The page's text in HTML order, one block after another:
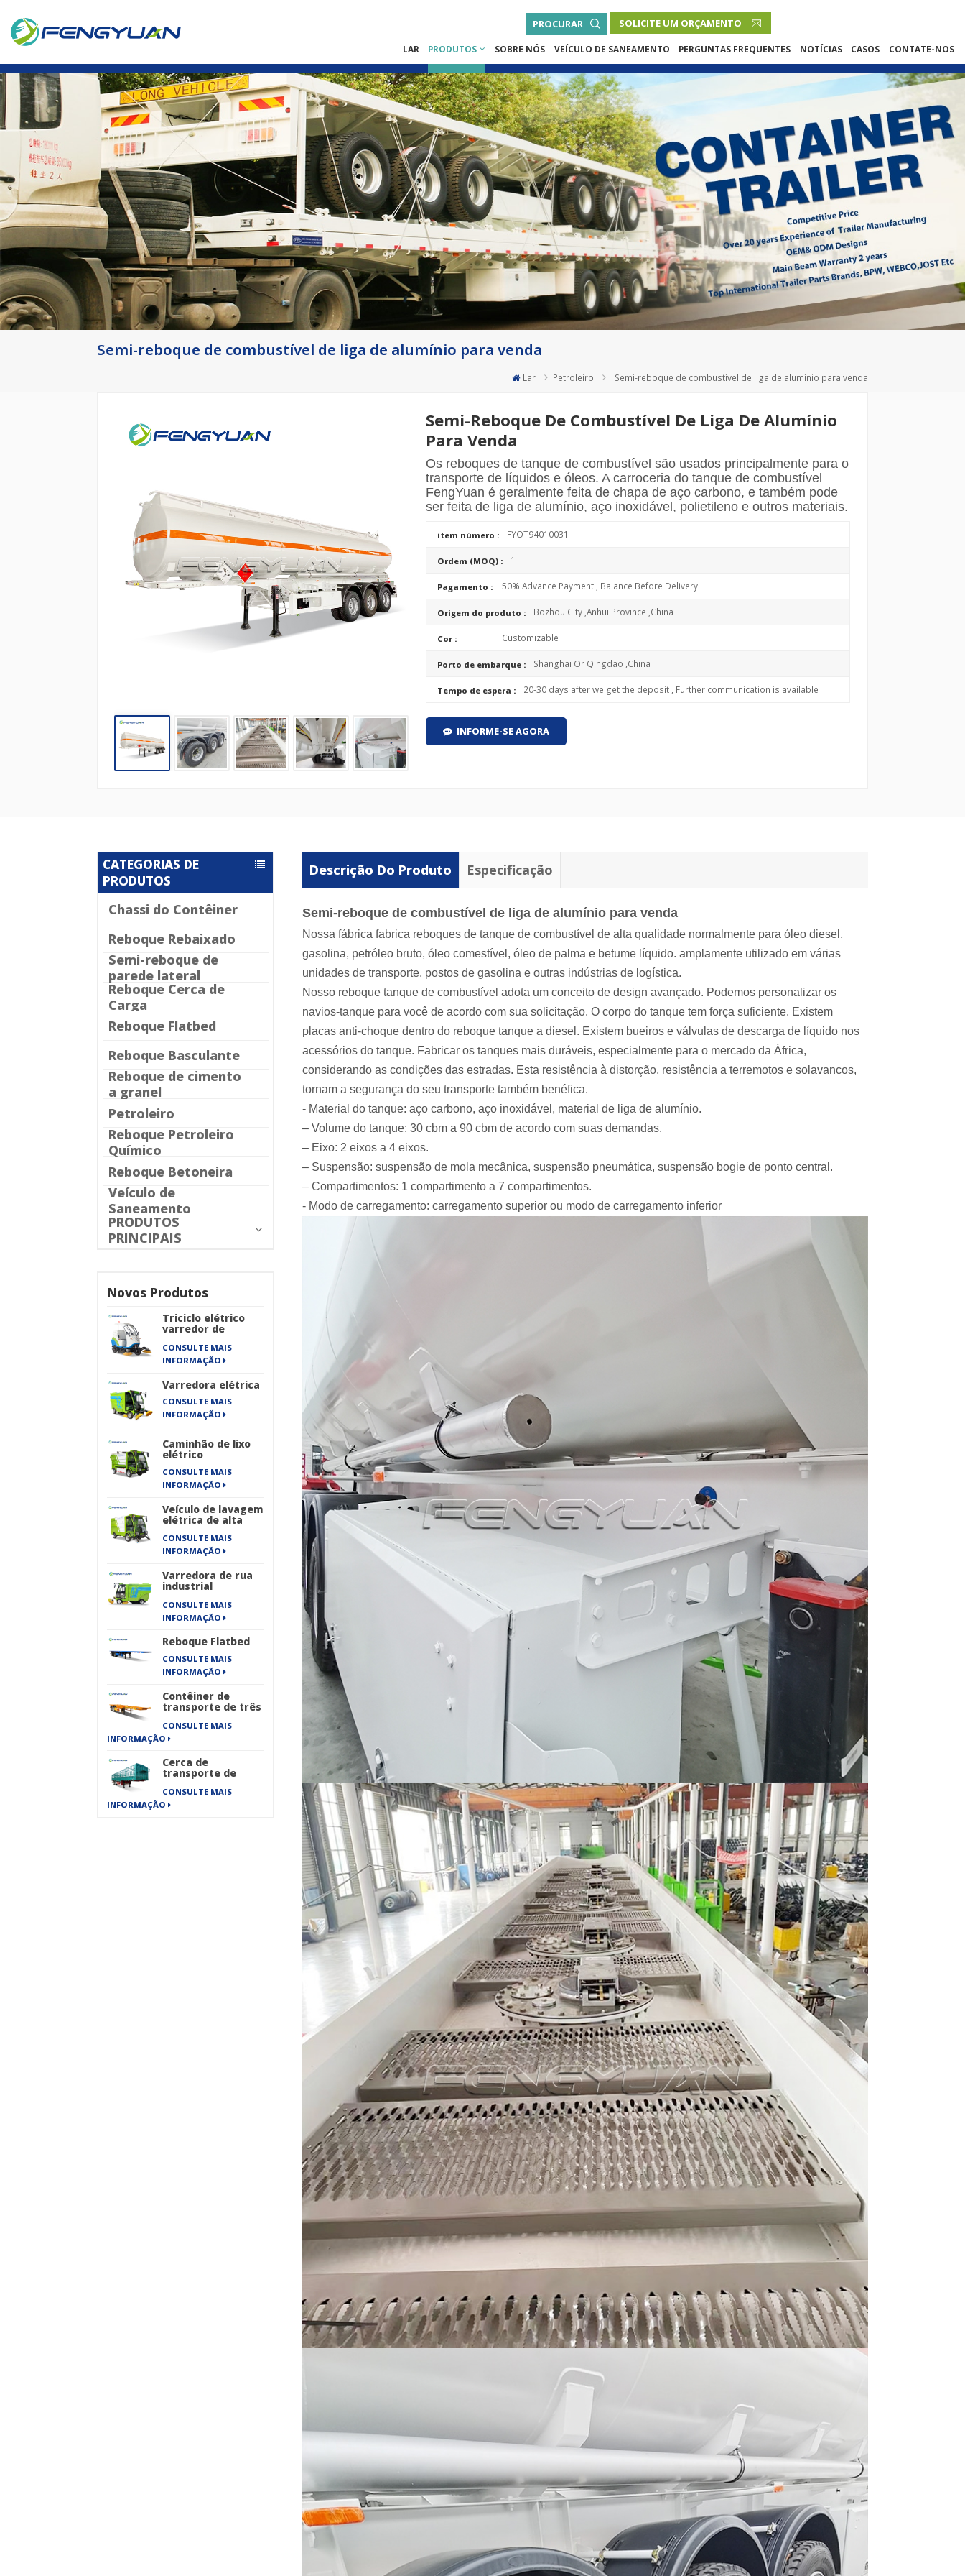
PROCURAR SOLICITE UM ORÇAMENTO
French
Русский язык
Español
Português
Malay
ภาษา
Türkçe
LAR PRODUTOS SOBRE NÓS VEÍCULO DE SANEAMENTO PERGUNTAS FREQUENTES NOTÍCIAS CASOS CONTATE-NOS
Semi-reboque de combustível de liga de alumínio para venda
Lar Petroleiro Semi-reboque de combustível de liga de alumínio para venda
Semi-Reboque De Combustível De Liga De Alumínio
Para Venda
Os reboques de tanque de combustível são usados principalmente para o
transporte de líquidos e óleos. A carroceria do tanque de combustível
FengYuan é geralmente feita de chapa de aço carbono, e também pode
ser feita de liga de alumínio, aço inoxidável, polietileno e outros materiais.
item número : FYOT94010031
Ordem (MOQ) : 1
Pagamento : 50% Advance Payment , Balance Before Delivery
Origem do produto : Bozhou City ,Anhui Province ,China
Cor : Customizable
Porto de embarque : Shanghai Or Qingdao ,China
Tempo de espera : 20-30 days after we get the deposit , Further communication is available
INFORME-SE AGORA
CATEGORIAS DE
PRODUTOS
Chassi do Contêiner
Reboque Rebaixado
Semi-reboque de
parede lateral
Reboque Cerca de
Carga
Reboque Flatbed
Reboque Basculante
Reboque de cimento
a granel
Petroleiro
Reboque Petroleiro
Químico
Reboque Betoneira
Veículo de
Saneamento
PRODUTOS
PRINCIPAIS
Novos Produtos
Triciclo elétrico
varredor de
CONSULTE MAIS
INFORMAÇÃO
Varredora elétrica
CONSULTE MAIS
INFORMAÇÃO
Caminhão de lixo
elétrico
CONSULTE MAIS
INFORMAÇÃO
Veículo de lavagem
elétrica de alta
CONSULTE MAIS
INFORMAÇÃO
Varredora de rua
industrial
elétrica de quatro
rodas New Energy
CONSULTE MAIS
INFORMAÇÃO
Reboque Flatbed
CONSULTE MAIS
INFORMAÇÃO
Contêiner de
transporte de três
eixos semi-
reboque de
esqueleto
CONSULTE MAIS
INFORMAÇÃO
Cerca de
transporte de
transporte de
mercadorias
CONSULTE MAIS
INFORMAÇÃO
Descrição Do Produto Especificação
Semi-reboque de combustível de liga de alumínio para venda
Nossa fábrica fabrica reboques de tanque de combustível de alta qualidade normalmente para óleo diesel,
gasolina, petróleo bruto, óleo comestível, óleo de palma e betume líquido. amplamente utilizado em várias
unidades de transporte, postos de gasolina e outras indústrias de logística.
Nosso reboque tanque de combustível adota um conceito de design avançado. Podemos personalizar os
navios-tanque para você de acordo com sua solicitação. O corpo do tanque tem força suficiente. Existem
placas anti-choque dentro do reboque tanque a diesel. Existem bueiros e válvulas de descarga de líquido nos
acessórios do tanque. Fabricar os tanques mais duráveis, especialmente para o mercado da África,
considerando as condições das estradas. Esta resistência à distorção, resistência a terremotos e solavancos,
tornam a segurança do seu transporte também benéfica.
- Material do tanque: aço carbono, aço inoxidável, material de liga de alumínio.
– Volume do tanque: 30 cbm a 90 cbm de acordo com suas demandas.
– Eixo: 2 eixos a 4 eixos.
– Suspensão: suspensão de mola mecânica, suspensão pneumática, suspensão bogie de ponto central.
– Compartimentos: 1 compartimento a 7 compartimentos.
- Modo de carregamento: carregamento superior ou modo de carregamento inferior